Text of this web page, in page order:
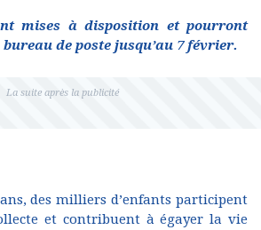
mises à disposition et pourront
de poste jusqu’au 7 février.
des milliers d’enfants participent
et contribuent à égayer la vie